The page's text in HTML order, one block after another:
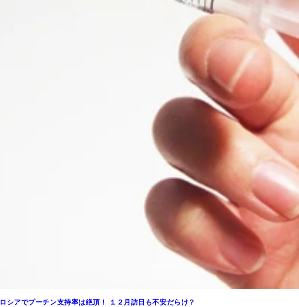
シアでプーチン支持率は絶頂！ １２月訪日も不安だらけ？